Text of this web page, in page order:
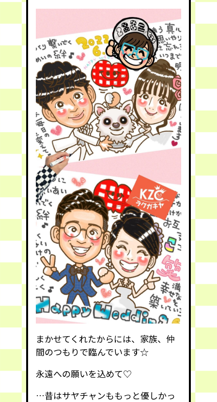
まかせてくれたからには、家族、仲
間のつもりで臨んでいます☆
永遠への願いを込めて♡
…昔はサヤチャンももっと優しかっ